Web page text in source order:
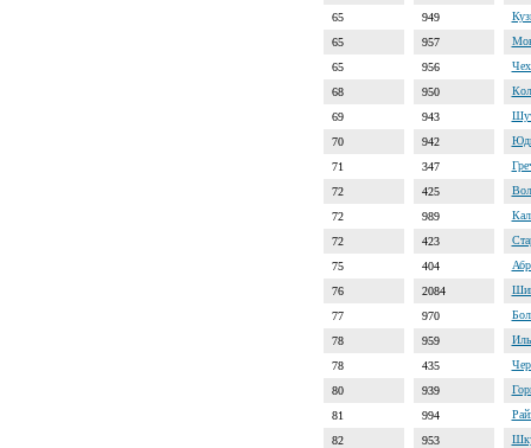
65
949
65
957
65
956
68
950
69
943
70
942
71
347
72
425
72
989
72
423
75
404
76
2084
77
970
78
959
78
435
80
939
81
994
82
953